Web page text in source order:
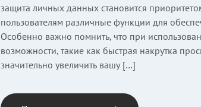
защита личных данных становится
пользователям различные функции для
Особенно важно помнить, что при
возможности, такие как быстрая накрутка
значительно увеличить вашу […]